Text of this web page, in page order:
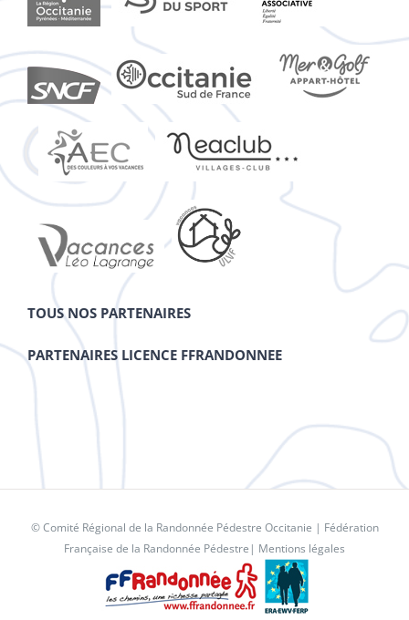
TOUS NOS PARTENAIRES
PARTENAIRES LICENCE FFRANDONNEE
© Comité Régional de la Randonnée Pédestre Occitanie | Fédération
Française de la Randonnée Pédestre | Mentions légales